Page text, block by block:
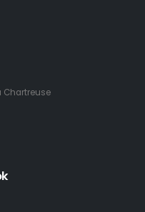
Chartreuse